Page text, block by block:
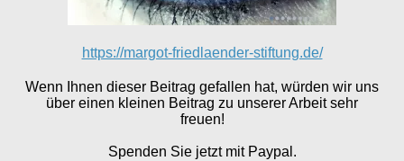
https://margot-friedlaender-stiftung.de/
Wenn Ihnen dieser Beitrag gefallen hat, würden wir uns
über einen kleinen Beitrag zu unserer Arbeit sehr
freuen!
Spenden Sie jetzt mit Paypal.